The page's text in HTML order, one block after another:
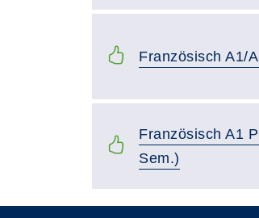
Französisch A1/
Französisch A1
Sem.)